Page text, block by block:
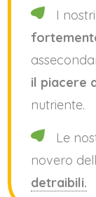
I
il piacere
nutriente.
Le
novero
detraibili.